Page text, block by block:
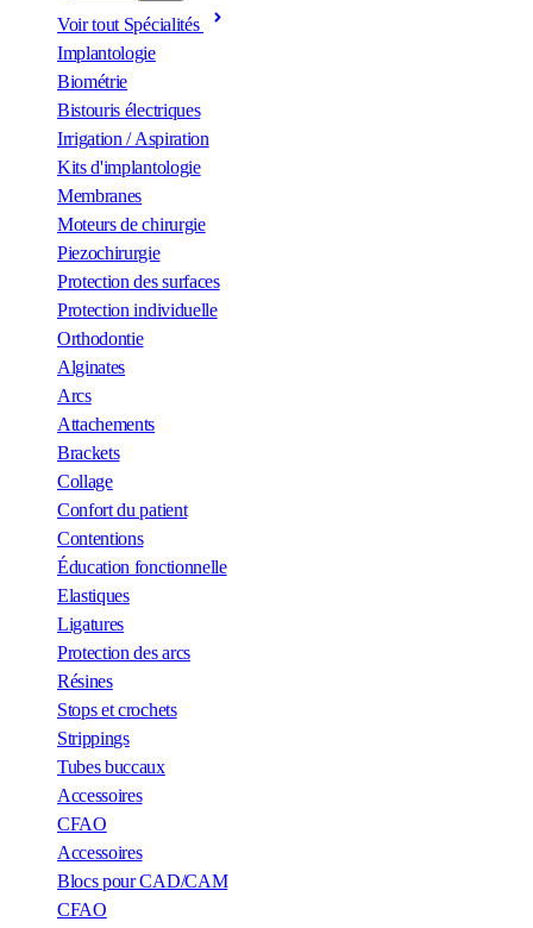
Voir tout Spécialités
Implantologie
Biométrie
Bistouris électriques
Irrigation / Aspiration
Kits d'implantologie
Membranes
Moteurs de chirurgie
Piezochirurgie
Protection des surfaces
Protection individuelle
Orthodontie
Alginates
Arcs
Attachements
Brackets
Collage
Confort du patient
Contentions
Éducation fonctionnelle
Elastiques
Ligatures
Protection des arcs
Résines
Stops et crochets
Strippings
Tubes buccaux
Accessoires
CFAO
Accessoires
Blocs pour CAD/CAM
CFAO